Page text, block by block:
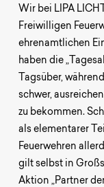
Wir bei LIPA
Freiwilligen
ehrenamtlichen
haben die
Tagsüber,
schwer,
zu bekommen.
als elementarer
Feuerwehren
gilt selbst in
Aktion „Partner